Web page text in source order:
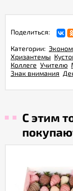
Поделиться:
Категории: Эконом
Хризантемы
Коллеге Учителю
Знак внимания
С этим